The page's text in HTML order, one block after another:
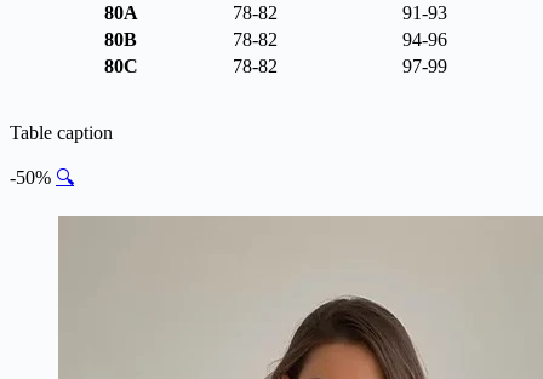
80A
78-82
91-93
80B
78-82
94-96
80C
78-82 97-99
Table caption
-50% 🔍